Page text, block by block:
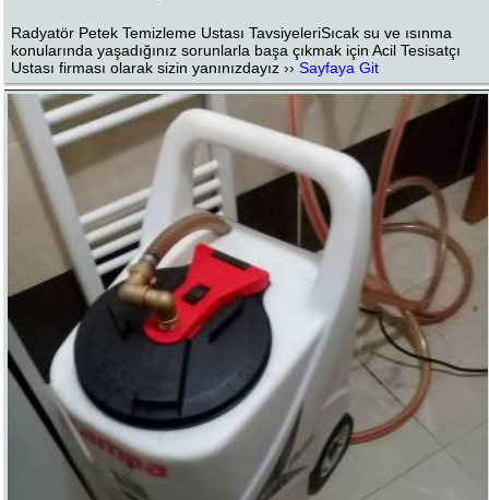
Radyatör Petek Temizleme Ustası TavsiyeleriSıcak su ve ısınma
konularında yaşadığınız sorunlarla başa çıkmak için Acil Tesisatçı
Ustası firması olarak sizin yanınızdayız ››Sayfaya Git